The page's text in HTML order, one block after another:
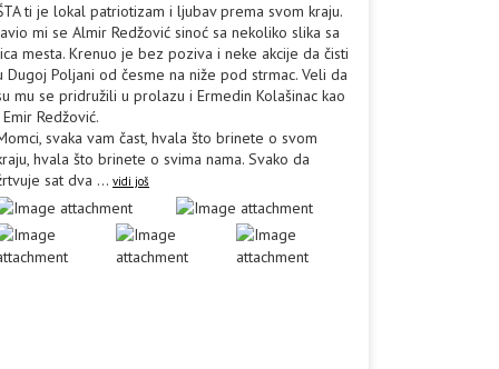
ti je lokal patriotizam i ljubav prema svom kraju.
mi se Almir Redžović sinoć sa nekoliko slika sa
mesta. Krenuo je bez poziva i neke akcije da čisti
Dugoj Poljani od česme na niže pod strmac. Veli da
mu se pridružili u prolazu i Ermedin Kolašinac kao
Redžović.
svaka vam čast, hvala što brinete o svom
hvala što brinete o svima nama. Svako da
sat dva ... vidi još